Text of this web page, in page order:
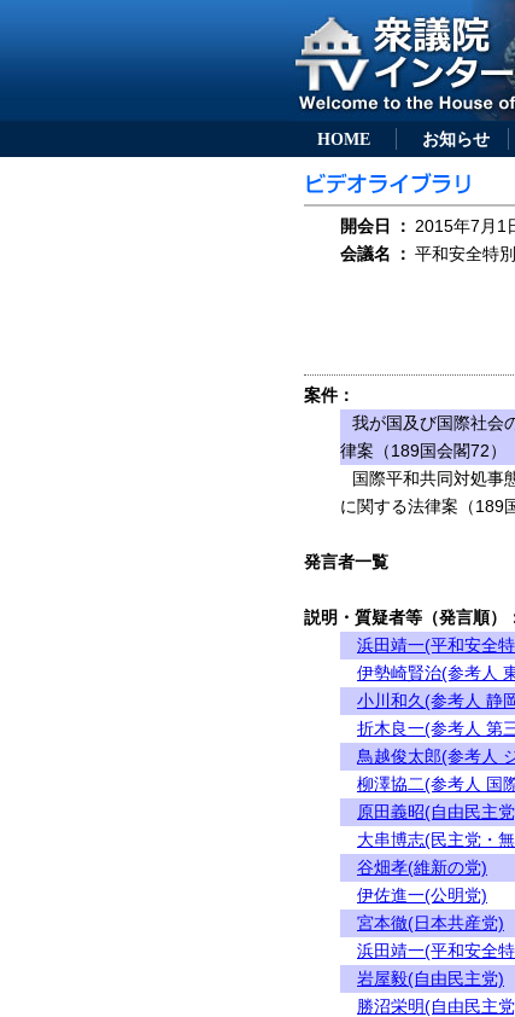
HOME お知らせ
開会日 ： 2015年7月1
会議名
： 平和安全特
案件：
我が国及び国際社会
律案（189国会閣72）
国際平和共同対処事
に関する法律案（189
発言者一覧
説明・質疑者等（発言順）
浜田靖一(平和安全
伊勢崎賢治(参考人
小川和久(参考人 静
折木良一(参考人 第
鳥越俊太郎(参考人
柳澤協二(参考人 国
原田義昭(自由民主
大串博志(民主党・
谷畑孝(維新の党)
伊佐進一(公明党)
宮本徹(日本共産党)
浜田靖一(平和安全
岩屋毅(自由民主党)
勝沼栄明(自由民主